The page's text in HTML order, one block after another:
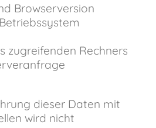
Browserversion
zugreifenden Rechners
dieser Daten mit
wird nicht